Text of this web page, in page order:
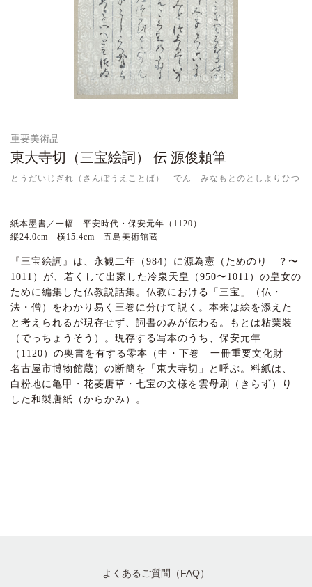
重要美術品
東大寺切（三宝絵詞） 伝 源俊頼筆
とうだいじぎれ（さんぽうえことば） でん みなもとのとしよりひつ
紙本墨書／一幅 平安時代・保安元年（1120）
縦24.0cm 横15.4cm 五島美術館蔵
『三宝絵詞』は、永観二年（984）に源為憲（ためのり ？〜
1011）が、若くして出家した冷泉天皇（950〜1011）の皇女の
ために編集した仏教説話集。仏教における「三宝」（仏・
法・僧）をわかり易く三巻に分けて説く。本来は絵を添えた
と考えられるが現存せず、詞書のみが伝わる。もとは粘葉装
（でっちょうそう）。現存する写本のうち、保安元年
（1120）の奥書を有する零本（中・下巻 一冊重要文化財
名古屋市博物館蔵）の断簡を「東大寺切」と呼ぶ。料紙は、
白粉地に亀甲・花菱唐草・七宝の文様を雲母刷（きらず）り
した和製唐紙（からかみ）。
よくあるご質問（FAQ）